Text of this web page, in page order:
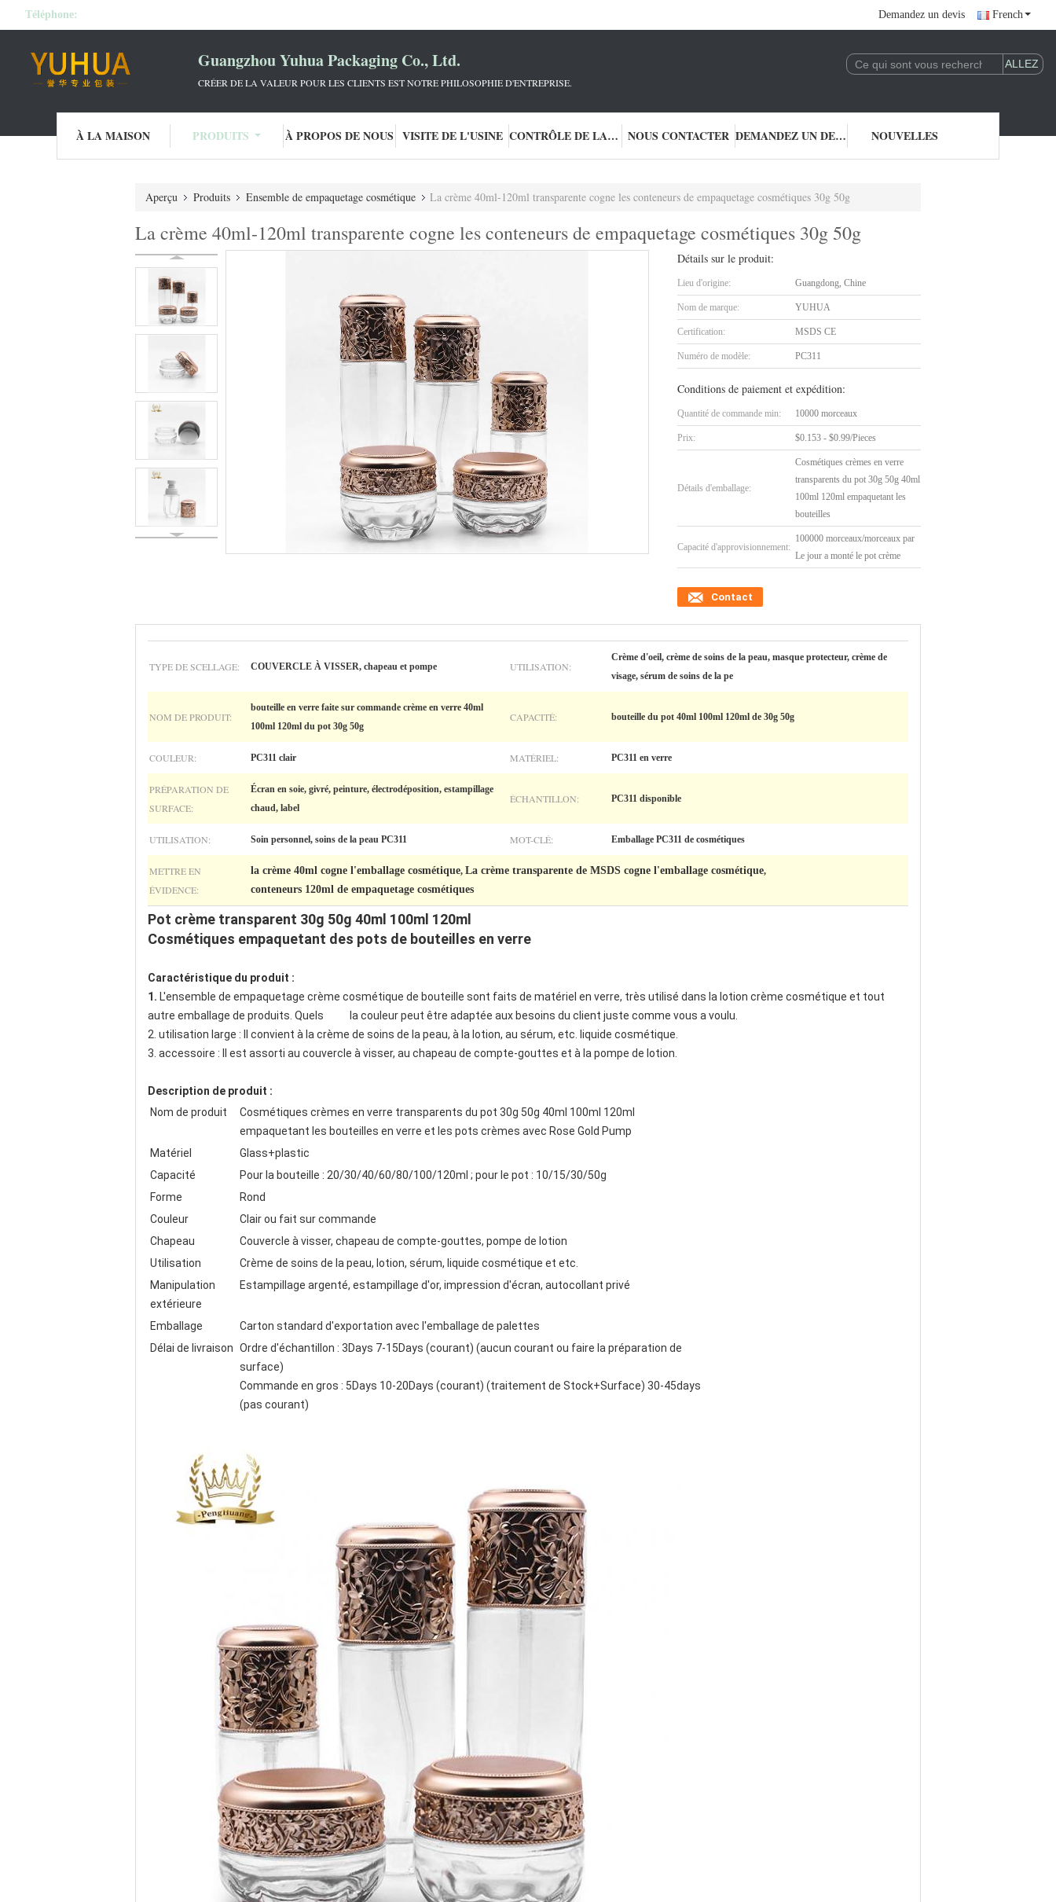
Téléphone: Demandez un devis French
Guangzhou Yuhua Packaging Co., Ltd.
CRÉER DE LA VALEUR POUR LES CLIENTS EST NOTRE PHILOSOPHIE D'ENTREPRISE.
À LA MAISON PRODUITS À PROPOS DE NOUS VISITE DE L'USINE CONTRÔLE DE LA QUALITÉ NOUS CONTACTER DEMANDEZ UN DEVIS NOUVELLES
Aperçu Produits Ensemble de empaquetage cosmétique La crème 40ml-120ml transparente cogne les conteneurs de empaquetage cosmétiques 30g 50g
La crème 40ml-120ml transparente cogne les conteneurs de empaquetage cosmétiques 30g 50g
Détails sur le produit:
Lieu d'origine: Guangdong, Chine
Nom de marque: YUHUA
Certification: MSDS CE
Numéro de modèle: PC311
Conditions de paiement et expédition:
Quantité de commande min: 10000 morceaux
Prix: $0.153 - $0.99/Pieces
Détails d'emballage:
Cosmétiques crèmes en verre
transparents du pot 30g 50g 40ml
100ml 120ml empaquetant les
bouteilles
Capacité d'approvisionnement:
100000 morceaux/morceaux par
Le jour a monté le pot crème
Contact
TYPE DE SCELLAGE: COUVERCLE À VISSER, chapeau et pompe UTILISATION:
Crème d'oeil, crème de soins de la peau, masque protecteur, crème de
visage, sérum de soins de la pe
NOM DE PRODUIT:
bouteille en verre faite sur commande crème en verre 40ml
100ml 120ml du pot 30g 50g
CAPACITÉ: bouteille du pot 40ml 100ml 120ml de 30g 50g
COULEUR: PC311 clair MATÉRIEL: PC311 en verre
PRÉPARATION DE
SURFACE:
Écran en soie, givré, peinture, électrodéposition, estampillage
chaud, label
ÉCHANTILLON: PC311 disponible
UTILISATION: Soin personnel, soins de la peau PC311 MOT-CLÉ: Emballage PC311 de cosmétiques
METTRE EN
ÉVIDENCE:
la crème 40ml cogne l'emballage cosmétique, La crème transparente de MSDS cogne l'emballage cosmétique,
conteneurs 120ml de empaquetage cosmétiques
Pot crème transparent 30g 50g 40ml 100ml 120ml
Cosmétiques empaquetant des pots de bouteilles en verre
Caractéristique du produit :
1. L'ensemble de empaquetage crème cosmétique de bouteille sont faits de matériel en verre, très utilisé dans la lotion crème cosmétique et tout
autre emballage de produits. Quels la couleur peut être adaptée aux besoins du client juste comme vous a voulu.
2. utilisation large : Il convient à la crème de soins de la peau, à la lotion, au sérum, etc. liquide cosmétique.
3. accessoire : Il est assorti au couvercle à visser, au chapeau de compte-gouttes et à la pompe de lotion.
Description de produit :
Nom de produit
Cosmétiques crèmes en verre transparents du pot 30g 50g 40ml 100ml 120ml
empaquetant les bouteilles en verre et les pots crèmes avec Rose Gold Pump
Matériel
Glass+plastic
Capacité
Pour la bouteille : 20/30/40/60/80/100/120ml ; pour le pot : 10/15/30/50g
Forme
Rond
Couleur
Clair ou fait sur commande
Chapeau
Couvercle à visser, chapeau de compte-gouttes, pompe de lotion
Utilisation
Crème de soins de la peau, lotion, sérum, liquide cosmétique et etc.
Manipulation
extérieure
Estampillage argenté, estampillage d'or, impression d'écran, autocollant privé
Emballage
Carton standard d'exportation avec l'emballage de palettes
Délai de livraison Ordre d'échantillon : 3Days 7-15Days (courant) (aucun courant ou faire la préparation de
surface)
Commande en gros : 5Days 10-20Days (courant) (traitement de Stock+Surface) 30-45days
(pas courant)